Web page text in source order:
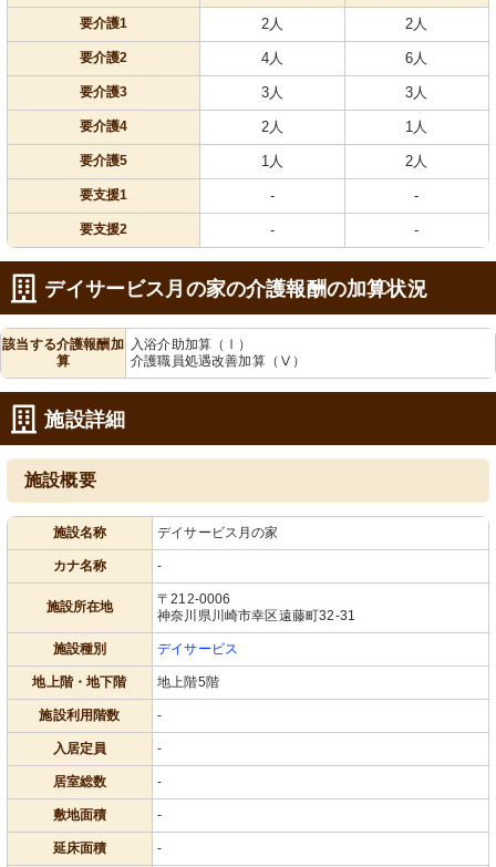
要介護1 2人 2人
要介護2 4人 6人
要介護3 3人 3人
要介護4 2人 1人
要介護5 1人 2人
要支援1 - -
要支援2 - -
デイサービス月の家の介護報酬の加算状況
該当する介護報酬加
算
入浴介助加算（Ⅰ）
介護職員処遇改善加算（Ⅴ）
施設詳細
施設概要
施設名称 デイサービス月の家
カナ名称 -
施設所在地
〒212-0006
神奈川県川崎市幸区遠藤町32-31
施設種別 デイサービス
地上階・地下階 地上階5階
施設利用階数 -
入居定員 -
居室総数 -
敷地面積 -
延床面積 -